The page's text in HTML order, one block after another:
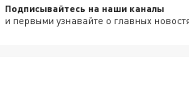
Подписывайтесь на наши каналы
и первыми узнавайте о главных